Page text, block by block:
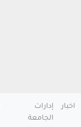
اخبار
إدارات
الجامعة